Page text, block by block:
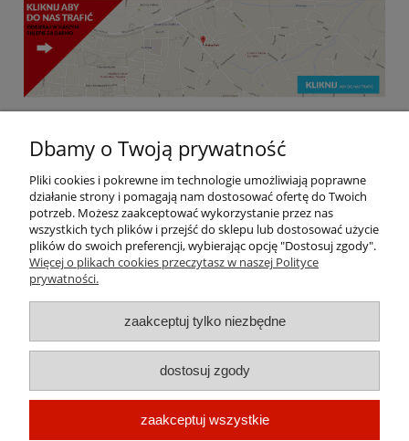
Kraina Farb | ul. Łużycka 73c, 30-693 Kraków, woj.
małopolskie | mail: krainafarb@interia.pl | tel:790
663 338,662 152 925 | NIP: 6831945640
Dostawa
Moje konto
O firmie
Dbamy o Twoją prywatność
Pliki cookies i pokrewne im technologie umożliwiają poprawne
działanie strony i pomagają nam dostosować ofertę do Twoich
potrzeb. Możesz zaakceptować wykorzystanie przez nas
wszystkich tych plików i przejść do sklepu lub dostosować użycie
plików do swoich preferencji, wybierając opcję "Dostosuj zgody".
Więcej o plikach cookies przeczytasz w naszej Polityce
prywatności.
zaakceptuj tylko niezbędne
dostosuj zgody
zaakceptuj wszystkie